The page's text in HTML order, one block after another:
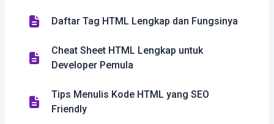
Daftar Tag HTML Lengkap dan Fungsinya
Cheat Sheet HTML Lengkap untuk
Developer Pemula
Tips Menulis Kode HTML yang SEO
Friendly